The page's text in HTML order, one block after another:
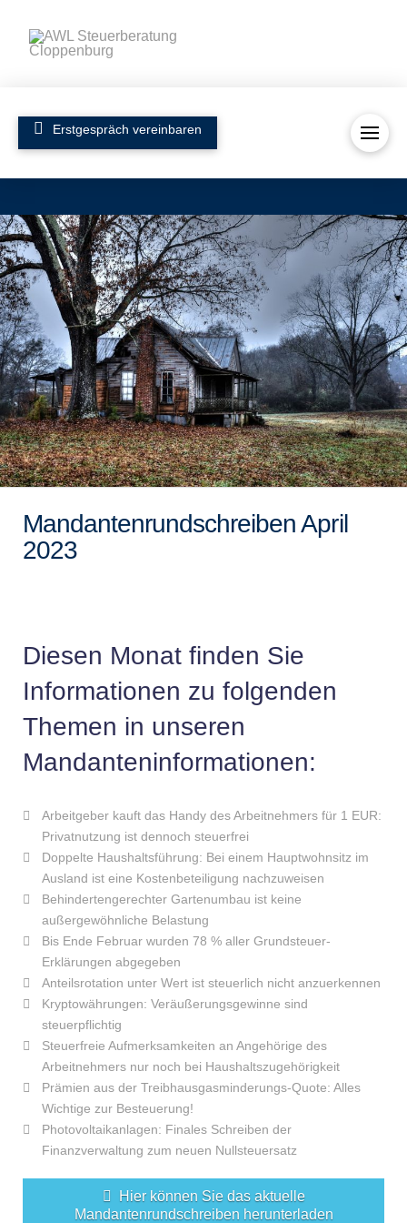
Erstgespräch vereinbaren
Mandantenrundschreiben April
2023
Diesen Monat finden Sie
Informationen zu folgenden
Themen in unseren
Mandanteninformationen:
Arbeitgeber kauft das Handy des Arbeitnehmers für 1 EUR:
Privatnutzung ist dennoch steuerfrei
Doppelte Haushaltsführung: Bei einem Hauptwohnsitz im
Ausland ist eine Kostenbeteiligung nachzuweisen
Behindertengerechter Gartenumbau ist keine
außergewöhnliche Belastung
Bis Ende Februar wurden 78 % aller Grundsteuer-
Erklärungen abgegeben
Anteilsrotation unter Wert ist steuerlich nicht anzuerkennen
Kryptowährungen: Veräußerungsgewinne sind
steuerpflichtig
Steuerfreie Aufmerksamkeiten an Angehörige des
Arbeitnehmers nur noch bei Haushaltszugehörigkeit
Prämien aus der Treibhausgasminderungs-Quote: Alles
Wichtige zur Besteuerung!
Photovoltaikanlagen: Finales Schreiben der
Finanzverwaltung zum neuen Nullsteuersatz
Hier können Sie das aktuelle
Mandantenrundschreiben herunterladen